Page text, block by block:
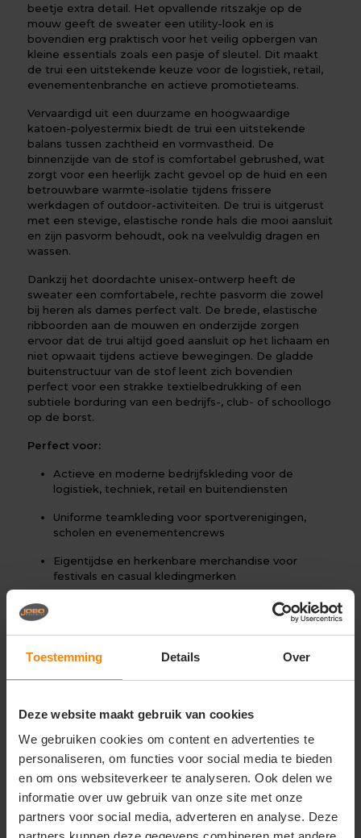
Toestemming Details Over
Deze website maakt gebruik van cookies
We gebruiken cookies om content en advertenties te
personaliseren, om functies voor social media te bieden
en om ons websiteverkeer te analyseren. Ook delen we
informatie over uw gebruik van onze site met onze
partners voor social media, adverteren en analyse. Deze
beetje extra detail. Het opvallende ritszakje op de
mouw geeft de sweater een utility-look en is
bovendien erg praktisch voor het veilig opbergen van
kleine essentials zoals een pasje of sleutel. Dit maakt
de trui een uitstekende keuze voor de logistiek, retail,
evenementenbranche en actieve promotieteams.
Vervaardigd uit een duurzame en hoogwaardige
katoen-polyestermix biedt de trui een uitstekende
balans tussen zachtheid en vormvastheid. De
binnenzijde van de stof is comfortabel gebrushed, wat
zorgt voor een heerlijk zacht gevoel op de huid en een
betrouwbare warmte-isolatie tijdens frissere
werkdagen of outdoor-activiteiten. De trui is uitgerust
met een stevige, elastische ronde hals die mooi aansluit
en zijn pasvorm behoudt, ook na veelvuldig dragen en
wassen.
Dankzij het doordachte unisex-ontwerp heeft de
sweater een comfortabele, rechte pasvorm die zowel
bij heren als dames perfect valt. De brede, elastische
ribboorden aan de mouwen en onderzijde zorgen
ervoor dat de trui altijd goed aansluit op het lichaam en
niet opwaait tijdens actieve bewegingen. De gladde
buitenstructuur van de stof leent zich bovendien
perfect voor een strakke textielbedrukking of een
subtiele borduring van een bedrijfs-, club- of schoollogo
op de borst.
Perfect voor:
Actieve en moderne bedrijfskleding voor de
logistiek, techniek, retail en buitendiensten
Uniforme teamkleding voor sportverenigingen,
scholen en evenementencrews
Eigentijdse en herkenbare merchandise voor
festivals en casual kledingmerken
Belangrijkste kenmerken:
Materiaal:Premium materiaalmix van katoen en
Pasvorm:Comfortabele unisex-pasvorm die zorgt
Onderhoud:Slijtvast en vormvast materiaal dat
speciaal is ontworpen voor frequent en intensief